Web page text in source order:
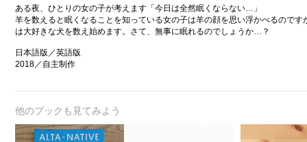
ある夜、ひとりの女の子が考えます「今日は全然眠くならない…」
羊を数えると眠くなることを知っている女の子は羊の顔を思い浮かべるので
は大好きな犬を数え始めます。さて、無事に眠れるのでしょうか…？
日本語版／英語版
2018／自主制作
他のブックも見てみよう